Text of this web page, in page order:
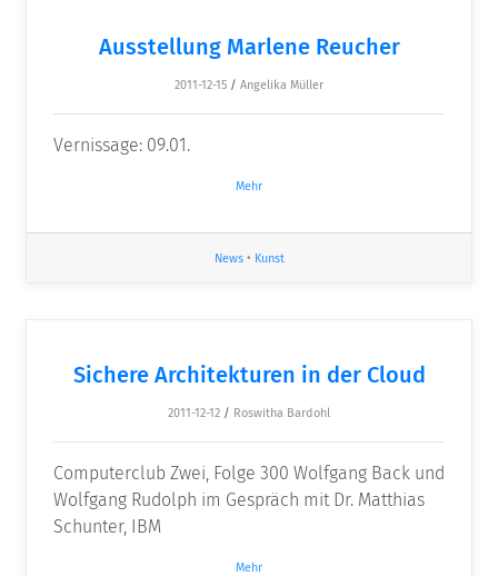
Ausstellung Marlene Reucher
2011-12-15 / Angelika Müller
Vernissage: 09.01.
Mehr
News• Kunst
Sichere Architekturen in der Cloud
2011-12-12 / Roswitha Bardohl
Computerclub Zwei, Folge 300 Wolfgang Back und
Wolfgang Rudolph im Gespräch mit Dr. Matthias
Schunter, IBM
Mehr